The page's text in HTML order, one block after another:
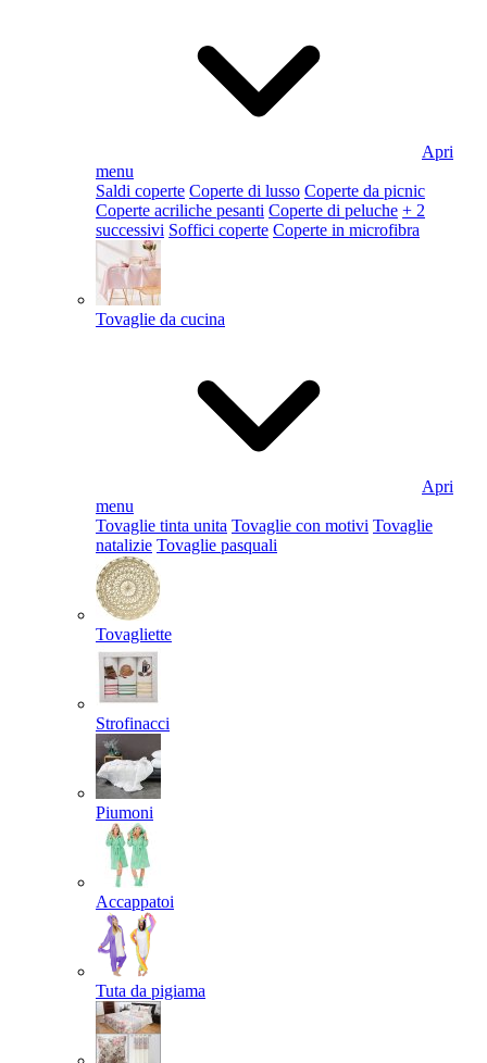
Apri
menu
Saldi coperte Coperte di lusso Coperte da picnic
Coperte acriliche pesanti Coperte di peluche + 2
successivi Soffici coperte Coperte in microfibra
Tovaglie da cucina
Apri
menu
Tovaglie tinta unita Tovaglie con motivi Tovaglie
natalizie Tovaglie pasquali
Tovagliette
Strofinacci
Piumoni
Accappatoi
Tuta da pigiama